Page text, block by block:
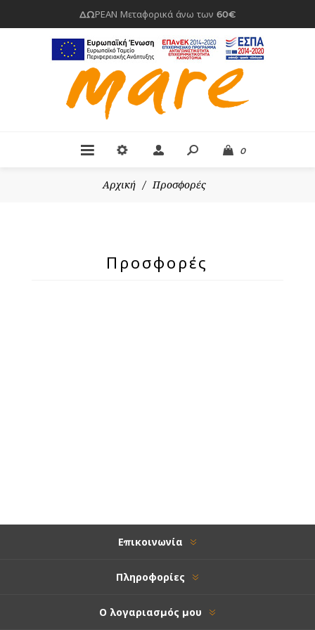
ΔΩΡΕΑΝ Μεταφορικά άνω των 60€
0
Αρχική / Προσφορές
Προσφορές
Επικοινωνία
Πληροφορίες
Ο λογαριασμός μου